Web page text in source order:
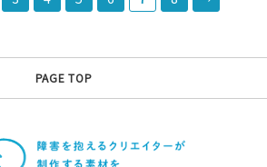
PAGE TOP